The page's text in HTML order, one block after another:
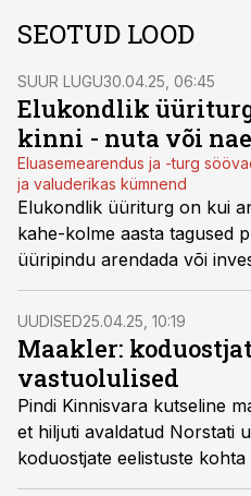
SEOTUD LOOD
SUUR LUGU30.04.25, 06:45
Elukondlik
kinni - nuta või
Eluasemearendus ja -turg
ja valuderikas kümnend
Elukondlik üüriturg on kui
kahe-kolme aasta tagused
üüripindu arendada või
kühveldada hajuvad.
panna, teisi otsi taga
eksperti räägivad suud
UUDISED25.04.25, 10:19
Maakler:
vastuolulised
Pindi Kinnisvara kutseline
et hiljuti avaldatud Norstati
koduostjate eelistuste
kajastavad eelkõige